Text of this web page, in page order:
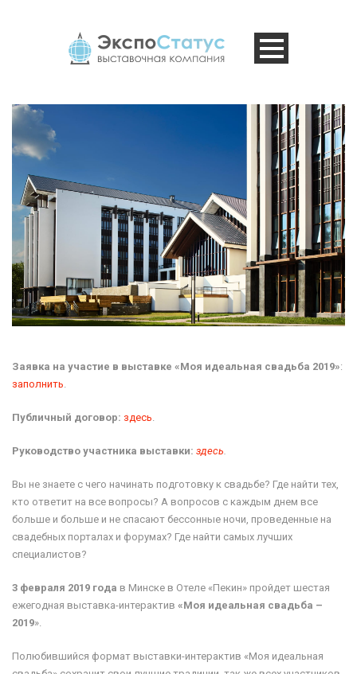
Заявка на участие в выставке «Моя идеальная свадьба 2019»:
заполнить
Публичный договор: здесь
Руководство участника выставки: здесь
Вы не знаете с чего начинать подготовку к свадьбе? Где найти тех,
кто ответит на все вопросы? А вопросов с каждым днем все
больше и больше и не спасают бессонные ночи, проведенные на
свадебных порталах и форумах? Где найти самых лучших
специалистов?
3 февраля 2019 года в Минске в Отеле «Пекин» пройдет шестая
ежегодная выставка-интерактив «Моя идеальная свадьба –
2019».
Полюбившийся формат выставки-интерактив «Моя идеальная